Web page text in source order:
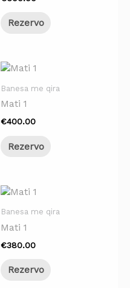
Rezervo
Banesa me qira
Mati 1
€400.00
Rezervo
Banesa me qira
Mati 1
€380.00
Rezervo